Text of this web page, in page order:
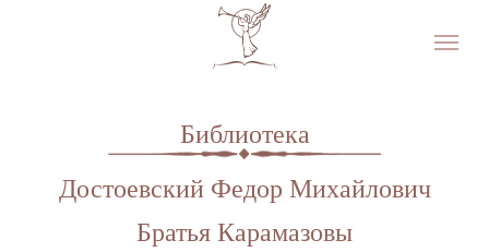
Библиотека
Достоевский Федор Михайлович
Братья Карамазовы